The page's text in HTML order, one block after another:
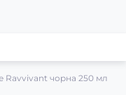
Ravvivant чорна 250 мл